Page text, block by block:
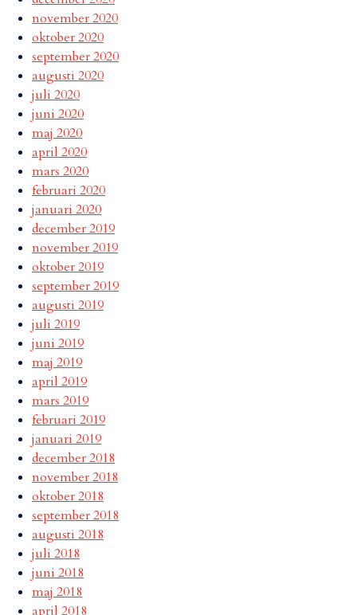
november 2020
oktober 2020
september 2020
augusti 2020
juli 2020
juni 2020
maj 2020
april 2020
mars 2020
februari 2020
januari 2020
december 2019
november 2019
oktober 2019
september 2019
augusti 2019
juli 2019
juni 2019
maj 2019
april 2019
mars 2019
februari 2019
januari 2019
december 2018
november 2018
oktober 2018
september 2018
augusti 2018
juli 2018
juni 2018
maj 2018
april 2018